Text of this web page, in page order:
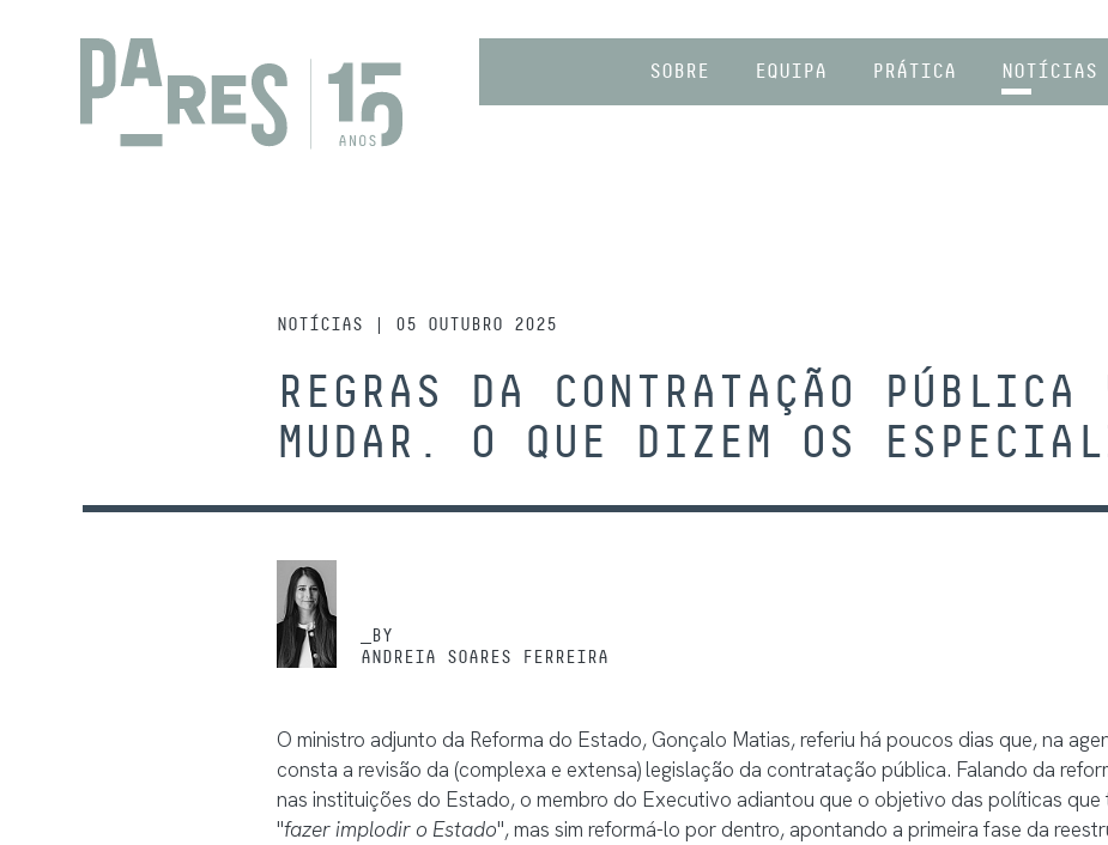
SOBRE EQUIPA PRÁTICA NOTÍCIAS
NOTÍCIAS | 05 OUTUBRO 2025
REGRAS DA CONTRATAÇÃO PÚBLICA
MUDAR. O QUE DIZEM OS
_BY
ANDREIA SOARES FERREIRA
O ministro adjunto da Reforma do Estado, Gonçalo Matias, referiu há poucos dias que, na
consta a revisão da (complexa e extensa) legislação da contratação pública. Falando da
nas instituições do Estado, o membro do Executivo adiantou que o objetivo das políticas que
"fazer implodir o Estado", mas sim reformá-lo por dentro, apontando a primeira fase da